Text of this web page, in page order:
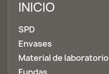
INICIO
SPD
Envases
Material de laboratorio